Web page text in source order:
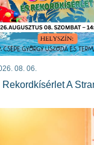
08. 06.
A